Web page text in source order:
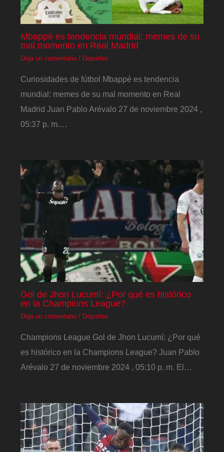
Mbappé es tendencia mundial: memes de su
mal momento en Real Madrid
Deja un comentario / Deportes
Curiosidades de fútbol Mbappé es tendencia
mundial: memes de su mal momento en Real
Madrid Juan Pablo Arévalo 27 de noviembre 2024 ,
05:37 p. m.…
Gol de Jhon Lucumí: ¿Por qué es histórico
en la Champions League?
Deja un comentario / Deportes
Champions League Gol de Jhon Lucumí: ¿Por qué
es histórico en la Champions League? Juan Pablo
Arévalo 27 de noviembre 2024 , 05:10 p. m. El…